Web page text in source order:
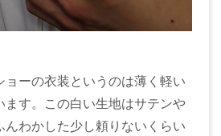
ョーの衣装というのは薄く軽い
す。この白い生地はサテンや
んわかした少し頼りないくらい